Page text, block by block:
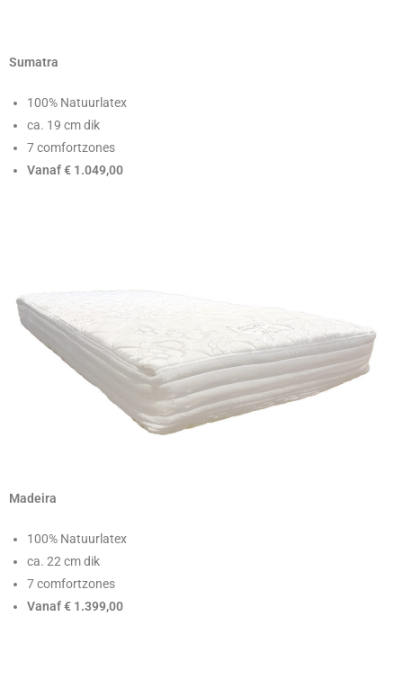
Sumatra
100% Natuurlatex
ca. 19 cm dik
7 comfortzones
Vanaf € 1.049,00
Madeira
100% Natuurlatex
ca. 22 cm dik
7 comfortzones
Vanaf € 1.399,00